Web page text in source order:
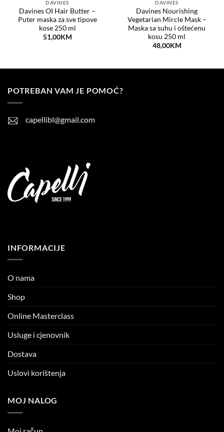
DAVINES
Davines OI Hair Butter –
Puter maska za sve tipove
kose 250 ml
51,00KM
DAVINES
Davines Nourishing
Vegetarian Mircle Mask –
Maska sa suhu i oštećenu
kosu 250 ml
48,00KM
POTREBAN VAM JE POMOĆ?
capellibl@gmail.com
INFORMACIJE
O nama
Shop
Online Masterclass
Usluge i cjenovnik
Dostava
Uslovi korištenja
MOJ NALOG